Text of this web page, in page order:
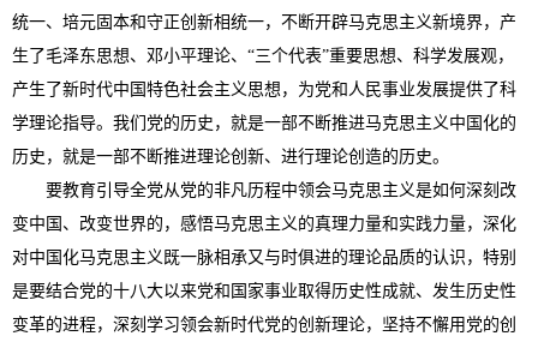
统一、培元固本和守正创新相统一，不断开辟马克思主义新境界，产
生了毛泽东思想、邓小平理论、“三个代表”重要思想、科学发展观，
产生了新时代中国特色社会主义思想，为党和人民事业发展提供了科
学理论指导。我们党的历史，就是一部不断推进马克思主义中国化的
历史，就是一部不断推进理论创新、进行理论创造的历史。
要教育引导全党从党的非凡历程中领会马克思主义是如何深刻改
变中国、改变世界的，感悟马克思主义的真理力量和实践力量，深化
对中国化马克思主义既一脉相承又与时俱进的理论品质的认识，特别
是要结合党的十八大以来党和国家事业取得历史性成就、发生历史性
变革的进程，深刻学习领会新时代党的创新理论，坚持不懈用党的创